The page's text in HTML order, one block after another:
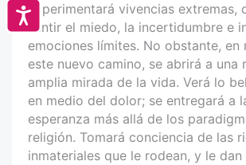
Accesibilidad
experimentará vivencias extremas,
sentir el miedo, la incertidumbre e
emociones límites. No obstante, en
este nuevo camino, se abrirá a una
amplia mirada de la vida. Verá lo
en medio del dolor; se entregará a
esperanza más allá de los
religión. Tomará conciencia de las
inmateriales que le rodean, y le